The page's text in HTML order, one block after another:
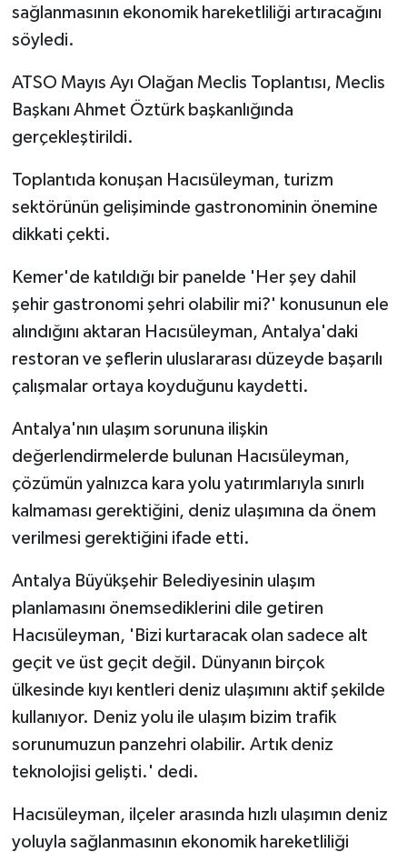
sağlanmasının ekonomik hareketliliği artıracağını
söyledi.
ATSO Mayıs Ayı Olağan Meclis Toplantısı, Meclis
Başkanı Ahmet Öztürk başkanlığında
gerçekleştirildi.
Toplantıda konuşan Hacısüleyman, turizm
sektörünün gelişiminde gastronominin önemine
dikkati çekti.
Kemer'de katıldığı bir panelde 'Her şey dahil
şehir gastronomi şehri olabilir mi?' konusunun ele
alındığını aktaran Hacısüleyman, Antalya'daki
restoran ve şeflerin uluslararası düzeyde başarılı
çalışmalar ortaya koyduğunu kaydetti.
Antalya'nın ulaşım sorununa ilişkin
değerlendirmelerde bulunan Hacısüleyman,
çözümün yalnızca kara yolu yatırımlarıyla sınırlı
kalmaması gerektiğini, deniz ulaşımına da önem
verilmesi gerektiğini ifade etti.
Antalya Büyükşehir Belediyesinin ulaşım
planlamasını önemsediklerini dile getiren
Hacısüleyman, 'Bizi kurtaracak olan sadece alt
geçit ve üst geçit değil. Dünyanın birçok
ülkesinde kıyı kentleri deniz ulaşımını aktif şekilde
kullanıyor. Deniz yolu ile ulaşım bizim trafik
sorunumuzun panzehri olabilir. Artık deniz
teknolojisi gelişti.' dedi.
Hacısüleyman, ilçeler arasında hızlı ulaşımın deniz
yoluyla sağlanmasının ekonomik hareketliliği